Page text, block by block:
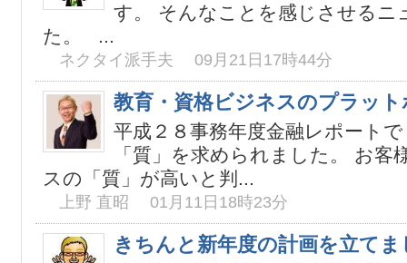
す。 そんなことを感じさせるニ
た。 ...
ネクタイ派手夫 09月21日17時44分
教育・資格ビジネスのプラッ
平成２８事務年度金融レポート
「質」を求められました。 お客
スの「質」が高いと判...
上野 直昭 01月11日18時23分
きちんと新年度の計画を立て